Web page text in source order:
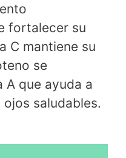
fortalecer su
C mantiene su
se
A que ayuda a
saludables.